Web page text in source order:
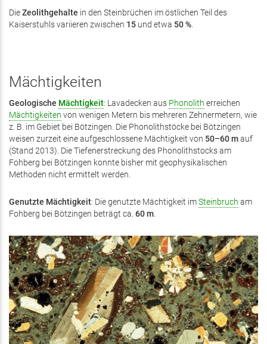
DieZeolithgehalte in den Stein­brüchen im östlichen Teil des
Kaiserstuhls variieren zwischen 15 und etwa 50 %.
Mächtigkeiten
Geologische Mächtigkeit: Lavadecken aus Phonolith erreichen
Mächtigkeiten von wenigen Metern bis mehreren Zehner­metern, wie
z. B. im Gebiet bei Bötzingen. Die Phonolithstöcke bei Bötzingen
weisen zurzeit eine aufge­schlos­sene Mächtigkeit von 50–60 mauf
(Stand 2013). Die Tiefenerstreckung des Phonolithstocks am
Fohberg bei Bötzingen konnte bisher mit geophysikalischen
Methoden nicht ermittelt werden.
Genutzte Mächtigkeit: Die genutzte Mächtigkeit imSteinbruch am
Fohberg bei Bötzingen beträgt ca. 60 m.